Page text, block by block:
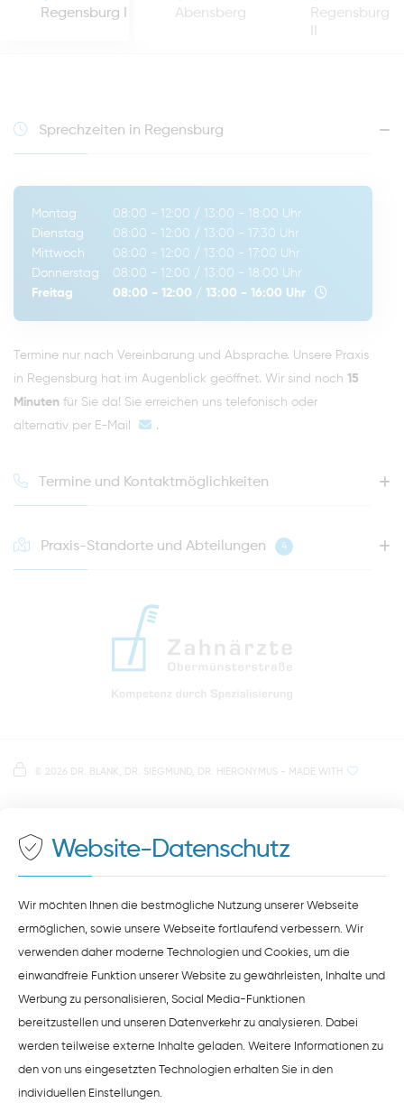
Regensburg I Abensberg
Regensburg
Sprechzeiten in Regensburg
Montag 08:00 - 12:00 / 13:00 - 18:00 Uhr
Dienstag
08:00 - 12:00 / 13:00 - 17:30 Uhr
Mittwoch
08:00 - 12:00 / 13:00 - 17:00 Uhr
Donnerstag
08:00 - 12:00 / 13:00 - 18:00 Uhr
Freitag
08:00 - 12:00 / 13:00 - 16:00 Uhr
Termine nur nach Vereinbarung und Absprache. Unsere Praxis
in Regensburg hat im Augenblick geöffnet. Wir sind noch 15
Minuten für Sie da! Sie erreichen uns telefonisch oder
alternativ per E-Mail .
Termine und Kontaktmöglichkeiten
info@zahnaerzte-in-regensburg.de
Praxis-Standorte und Abteilungen 4
zustimmen.
ZUSTIMMEN
HINWEISE ZUM DATENSCHUTZ
© 2026 DR. BLANK, DR. SIEGMUND, DR. HIERONYMUS - MADE WITH
Website-Datenschutz
Wir möchten Ihnen die bestmögliche Nutzung unserer Webseite
ermöglichen, sowie unsere Webseite fortlaufend verbessern. Wir
verwenden daher moderne Technologien und Cookies, um die
einwandfreie Funktion unserer Website zu gewährleisten, Inhalte und
Werbung zu personalisieren, Social Media-Funktionen
bereitzustellen und unseren Datenverkehr zu analysieren. Dabei
werden teilweise externe Inhalte geladen. Weitere Informationen zu
den von uns eingesetzten Technologien erhalten Sie in den
individuellen Einstellungen.